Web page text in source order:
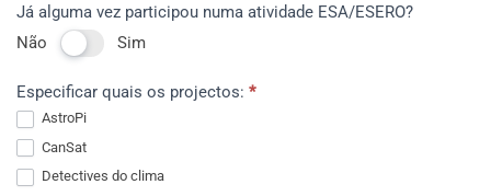
Já alguma vez participou numa atividade ESA/ESERO?
Não
Sim
Especificar quais os projectos: *
AstroPi
CanSat
Detectives do clima